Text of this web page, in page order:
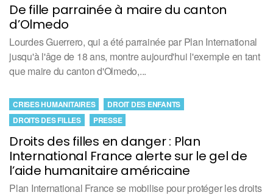
De fille parrainée à maire du canton
d’Olmedo
Lourdes Guerrero, qui a été parrainée par Plan International
jusqu'à l'âge de 18 ans, montre aujourd'hui l'exemple en tant
que maire du canton d'Olmedo,...
Droits des filles en danger : Plan
International France alerte sur le gel de
l’aide humanitaire américaine
CRISES HUMANITAIRES
DROIT DES ENFANTS
DROITS DES FILLES
PRESSE
Plan International France se mobilise pour protéger les droits